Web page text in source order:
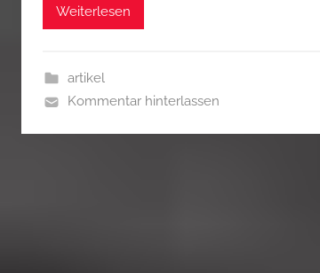
Weiterlesen
artikel
Kommentar hinterlassen